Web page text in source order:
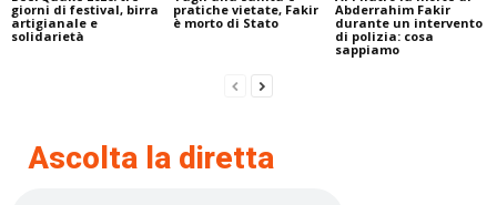
giorni di festival, birra
artigianale e
solidarietà
pratiche vietate, Fakir
è morto di Stato
Abderrahim Fakir
durante un intervento
di polizia: cosa
sappiamo
Ascolta la diretta